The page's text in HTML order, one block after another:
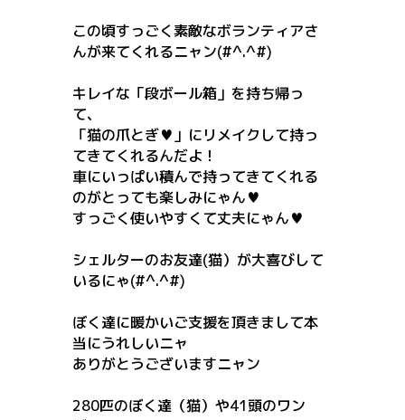
この頃すっごく素敵なボランティアさ
んが来てくれるニャン(#^.^#)
キレイな「段ボール箱」を持ち帰っ
て、
「猫の爪とぎ♥」にリメイクして持っ
てきてくれるんだよ！
車にいっぱい積んで持ってきてくれる
のがとっても楽しみにゃん♥
すっごく使いやすくて丈夫にゃん♥
シェルターのお友達(猫）が大喜びして
いるにゃ(#^.^#)
ぼく達に暖かいご支援を頂きまして本
当にうれしいニャ
ありがとうございますニャン
280匹のぼく達（猫）や41頭のワン